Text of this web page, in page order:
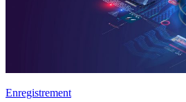
Enregistrement